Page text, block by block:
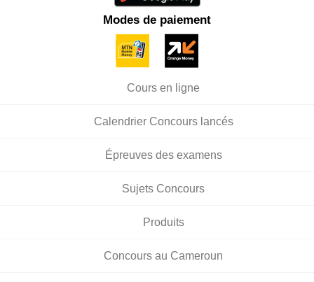
Modes de paiement
Cours en ligne
Calendrier Concours lancés
Épreuves des examens
Sujets Concours
Produits
Concours au Cameroun